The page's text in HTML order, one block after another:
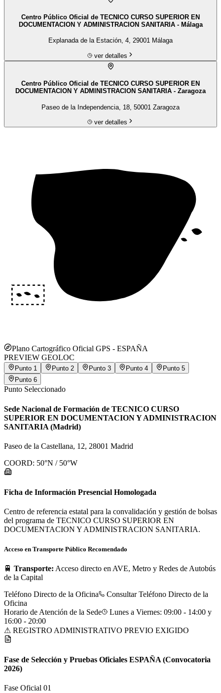
Centro Público Oficial de TECNICO CURSO SUPERIOR EN
DOCUMENTACION Y ADMINISTRACION SANITARIA - Málaga
Explanada de la Estación, 4, 29001 Málaga
ver detalles
Centro Público Oficial de TECNICO CURSO SUPERIOR EN
DOCUMENTACION Y ADMINISTRACION SANITARIA - Zaragoza
Paseo de la Independencia, 18, 50001 Zaragoza
ver detalles
Plano Cartográfico Oficial GPS - ESPAÑA
PREVIEW GEOLOC
Punto 1 Punto 2 Punto 3 Punto 4 Punto 5
Punto 6
Punto Seleccionado
Sede Nacional de Formación de TECNICO CURSO
SUPERIOR EN DOCUMENTACION Y ADMINISTRACION
SANITARIA (Madrid)
Paseo de la Castellana, 12, 28001 Madrid
COORD: 50°N / 50°W
Ficha de Información Presencial Homologada
Centro de referencia estatal para la convalidación y gestión de bolsas
del programa de TECNICO CURSO SUPERIOR EN
DOCUMENTACION Y ADMINISTRACION SANITARIA.
Acceso en Transporte Público Recomendado
🚆 Transporte: Acceso directo en AVE, Metro y Redes de Autobús
de la Capital
Teléfono Directo de la Oficina
Consultar Teléfono Directo de la
Oficina
Horario de Atención de la Sede
Lunes a Viernes: 09:00 - 14:00 y
16:00 - 20:00
⚠ REGISTRO ADMINISTRATIVO PREVIO EXIGIDO
Fase de Selección y Pruebas Oficiales ESPAÑA (Convocatoria
2026)
Fase Oficial 01